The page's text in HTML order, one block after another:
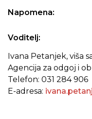
Napomena:
Voditelj:
Ivana Petanjek, viša
Agencija za odgoj i
Telefon: 031 284 906
E-adresa: